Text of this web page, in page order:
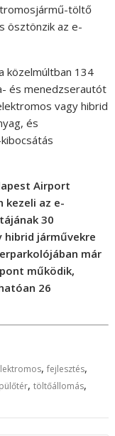
töltő
ösztönzik az e-
közelmúltban 134
és menedzserautót
vagy hibrid
és
Airport
kezeli az e-
30
hibrid járművekre
már
működik,
26
,fejlesztés,
,töltőállomás,